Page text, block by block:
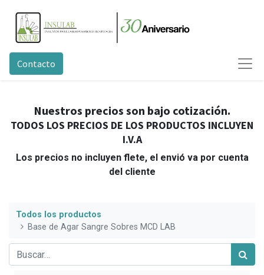
Contacto
Nuestros precios son bajo cotización.
TODOS LOS PRECIOS DE LOS PRODUCTOS INCLUYEN
I.V.A
Los precios no incluyen flete, el envió va por cuenta
del cliente
Todos los productos
Base de Agar Sangre Sobres MCD LAB